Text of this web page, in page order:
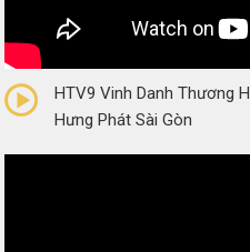
(0 Reviews)
HTV9 Vinh Danh Thương
Hưng Phát Sài Gòn